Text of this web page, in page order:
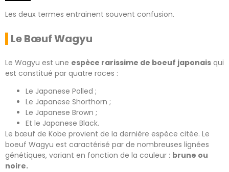
Les deux termes entrainent souvent confusion.
Le Bœuf Wagyu
Le Wagyu est une espèce rarissime de boeuf japonais qui
est constitué par quatre races :
Le Japanese Polled ;
Le Japanese Shorthorn ;
Le Japanese Brown ;
Et le Japanese Black.
Le bœuf de Kobe provient de la dernière espèce citée. Le
boeuf Wagyu est caractérisé par de nombreuses lignées
génétiques, variant en fonction de la couleur : brune ou
noire.